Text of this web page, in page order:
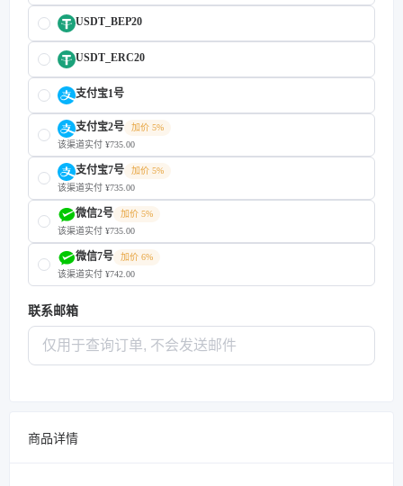
USDT_BEP20
USDT_ERC20
支付宝1号
支付宝2号
加价 5%
该渠道实付 ¥735.00
支付宝7号
加价 5%
该渠道实付 ¥735.00
微信2号
加价 5%
该渠道实付 ¥735.00
微信7号
加价 6%
该渠道实付 ¥742.00
联系邮箱
商品详情